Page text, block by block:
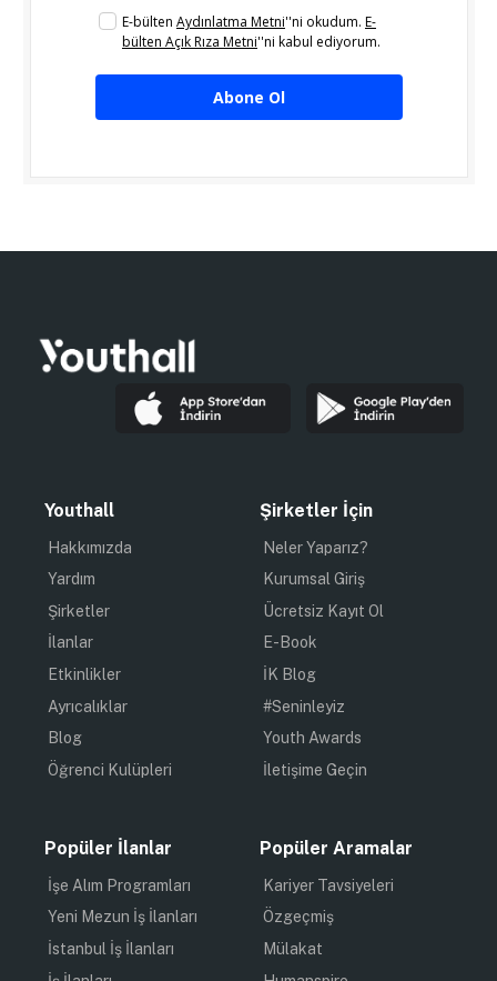
E-bülten Aydınlatma Metni''ni okudum. E-
bülten Açık Rıza Metni''ni kabul ediyorum.
Abone Ol
Youthall
Hakkımızda
Yardım
Şirketler
İlanlar
Etkinlikler
Ayrıcalıklar
Blog
Öğrenci Kulüpleri
Şirketler İçin
Neler Yaparız?
Kurumsal Giriş
Ücretsiz Kayıt Ol
E-Book
İK Blog
#Seninleyiz
Youth Awards
İletişime Geçin
Popüler İlanlar
İşe Alım Programları
Yeni Mezun İş İlanları
İstanbul İş İlanları
Popüler Aramalar
Kariyer Tavsiyeleri
Özgeçmiş
Mülakat